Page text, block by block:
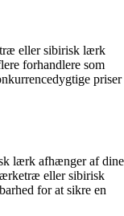
eller sibirisk lærk
forhandlere som
priser
lærk afhænger af dine
eller sibirisk
for at sikre en